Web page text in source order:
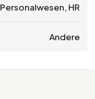
Personalwesen, HR
Andere